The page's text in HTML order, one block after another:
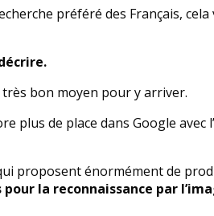
préféré des Français,
bon moyen pour y arriver.
plus de place dans Google avec
proposent énormément de
la reconnaissance par